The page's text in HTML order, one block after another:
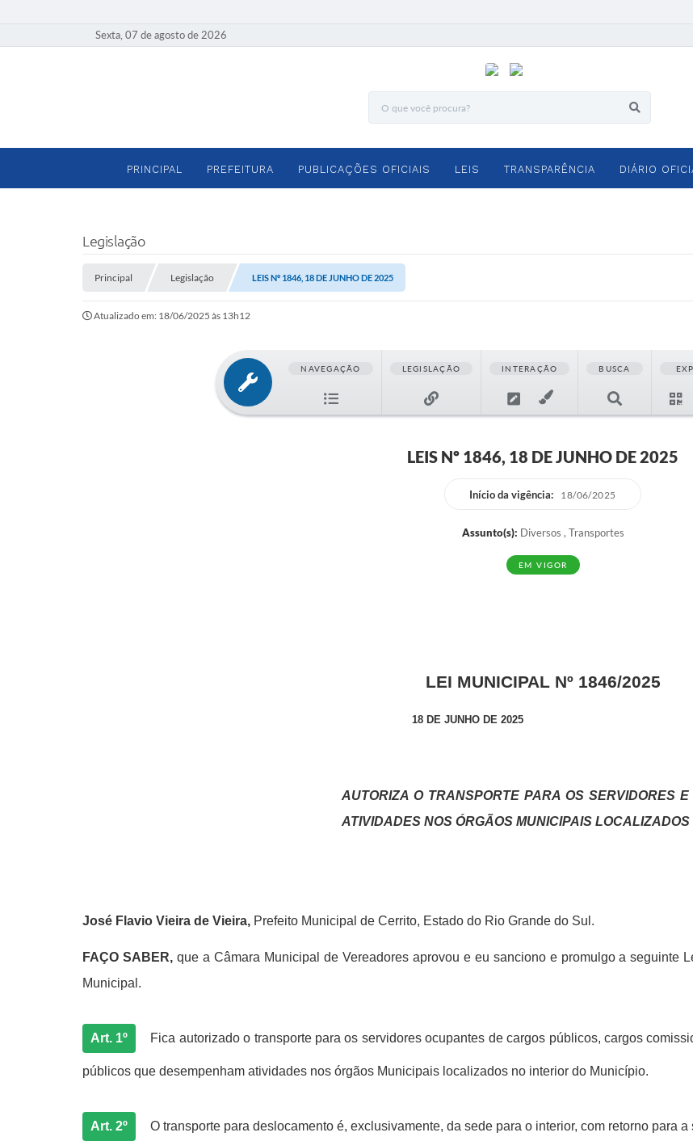
Sexta, 07 de agosto de 2026
PRINCIPAL PREFEITURA PUBLICAÇÕES OFICIAIS LEIS TRANSPARÊNCIA DIÁRIO
Legislação
Principal Legislação LEIS Nº 1846, 18 DE JUNHO DE 2025
Atualizado em: 18/06/2025 às 13h12
NAVEGAÇÃO LEGISLAÇÃO INTERAÇÃO BUSCA
LEIS Nº 1846, 18 DE JUNHO DE 2025
Início da vigência: 18/06/2025
Assunto(s): Diversos , Transportes
EM VIGOR
LEI MUNICIPAL Nº 1846/2025
18 DE JUNHO DE 2025
AUTORIZA O TRANSPORTE PARA OS SERVIDORES
ATIVIDADES NOS ÓRGÃOS MUNICIPAIS
José Flavio Vieira de Vieira, Prefeito Municipal de Cerrito, Estado do Rio Grande do Sul.
FAÇO SABER,que a Câmara Municipal de Vereadores aprovou e eu sanciono e promulgo a seguinte
Municipal.
Art. 1º Fica autorizado o transporte para os servidores ocupantes de cargos públicos, cargos
públicos que desempenham atividades nos órgãos Municipais localizados no interior do Município.
Art. 2º O transporte para deslocamento é, exclusivamente, da sede para o interior, com retorno para a